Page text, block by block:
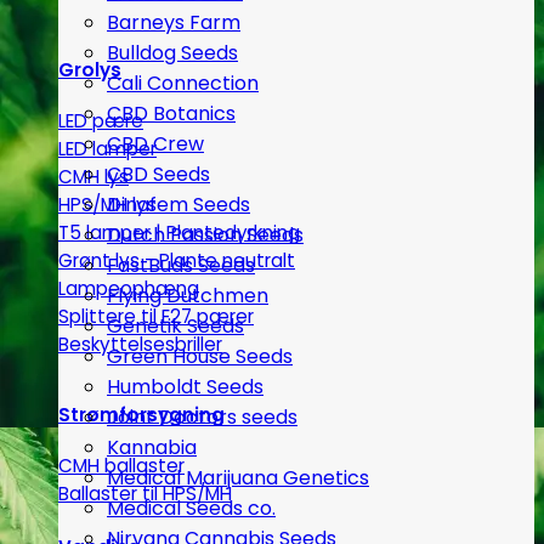
Grolys
LED pære
LED lamper
CMH lys
HPS/MH lys
T5 lamper | Plantedyrkning
Grønt lys - Plante neutralt
Lampeophæng
Splittere til E27 pærer
Beskyttelsesbriller
Strømforsygning
CMH ballaster
Ballaster til HPS/MH
Barneys Farm
Bulldog Seeds
Cali Connection
CBD Botanics
CBD Crew
CBD Seeds
Dinafem Seeds
Dutch Passion Seeds
FastBuds Seeds
Flying Dutchmen
Genetik Seeds
Green House Seeds
Humboldt Seeds
Joint Doctors seeds
Kannabia
Medical Marijuana Genetics
Medical Seeds co.